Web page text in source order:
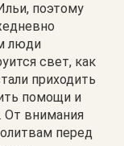
поэтому
люди
свет, как
приходить
помощи и
От внимания
перед